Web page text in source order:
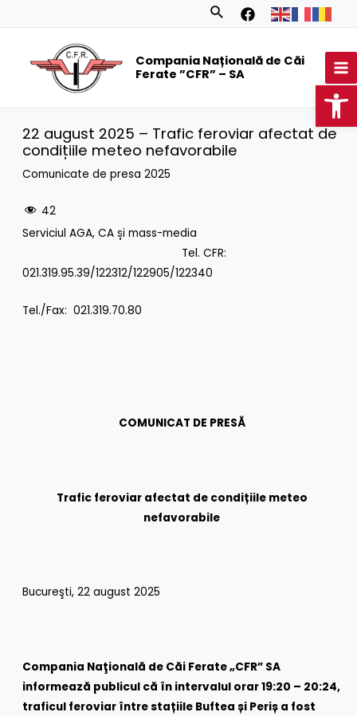
Search
Compania Națională de Căi
Ferate ”CFR” – SA
22 august 2025 – Trafic feroviar afectat de
condițiile meteo nefavorabile
Comunicate de presa 2025
42
Serviciul AGA, CA și mass-media
Tel. CFR:
021.319.95.39/122312/122905/122340
Tel./Fax: 021.319.70.80
COMUNICAT DE PRESĂ
Trafic feroviar afectat de condițiile meteo
nefavorabile
Bucureşti, 22 august 2025
Compania Naţională de Căi Ferate „CFR” SA
informează publicul că în intervalul orar 19:20 – 20:24,
traficul feroviar între stațiile Buftea și Periș a fost